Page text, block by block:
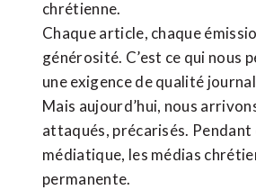
chrétienne.
Chaque article, chaque
générosité. C’est ce qui nous
une exigence de qualité
Mais aujourd’hui, nous
attaqués, précarisés.
médiatique, les médias
permanente.